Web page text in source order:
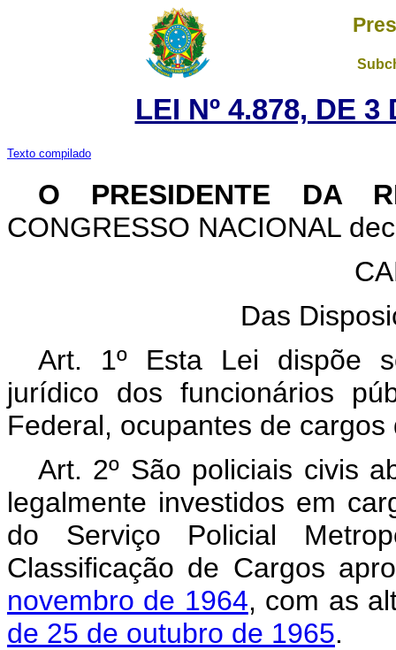
LEI Nº 4.878, DE
Texto compilado
O
PRESIDENTE DA
CONGRESSO NACIONAL
Das
Art. 1º Esta Lei dispõe
jurídico dos funcionários
Federal, ocupantes de
Art. 2º São policiais civis
legalmente investidos em
do Serviço Policial
Classificação de Cargos
novembro de 1964, com as
de 25 de outubro de 1965.